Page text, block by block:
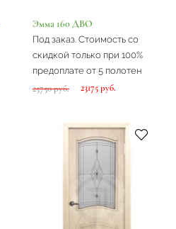
Эмма 160 ДВО
Под заказ. Стоимость со
скидкой только при 100%
предоплате от 5 полотен
25750 руб. 23175 руб.